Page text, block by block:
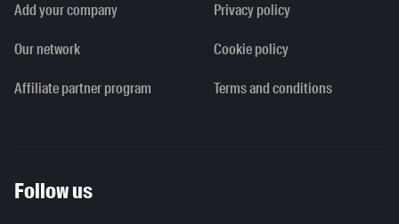
Add your company
Our network
Affiliate partner program
Privacy policy
Cookie policy
Terms and conditions
Follow us